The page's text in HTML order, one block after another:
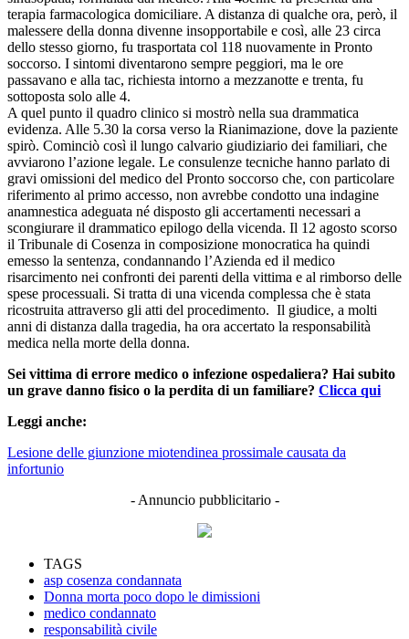
terapia farmacologica domiciliare. A distanza di qualche ora, però, il
malessere della donna divenne insopportabile e così, alle 23 circa
dello stesso giorno, fu trasportata col 118 nuovamente in Pronto
soccorso. I sintomi diventarono sempre peggiori, ma le ore
passavano e alla tac, richiesta intorno a mezzanotte e trenta, fu
sottoposta solo alle 4.
A quel punto il quadro clinico si mostrò nella sua drammatica
evidenza. Alle 5.30 la corsa verso la Rianimazione, dove la paziente
spirò. Cominciò così il lungo calvario giudiziario dei familiari, che
avviarono l’azione legale. Le consulenze tecniche hanno parlato di
gravi omissioni del medico del Pronto soccorso che, con particolare
riferimento al primo accesso, non avrebbe condotto una indagine
anamnestica adeguata né disposto gli accertamenti necessari a
scongiurare il drammatico epilogo della vicenda. Il 12 agosto scorso
il Tribunale di Cosenza in composizione monocratica ha quindi
emesso la sentenza, condannando l’Azienda ed il medico
risarcimento nei confronti dei parenti della vittima e al rimborso delle
spese processuali. Si tratta di una vicenda complessa che è stata
ricostruita attraverso gli atti del procedimento. Il giudice, a molti
anni di distanza dalla tragedia, ha ora accertato la responsabilità
medica nella morte della donna.
Sei vittima di errore medico o infezione ospedaliera? Hai subito
un grave danno fisico o la perdita di un familiare? Clicca qui
Leggi anche:
Lesione delle giunzione miotendinea prossimale causata da
infortunio
- Annuncio pubblicitario -
TAGS
asp cosenza condannata
Donna morta poco dopo le dimissioni
medico condannato
responsabilità civile